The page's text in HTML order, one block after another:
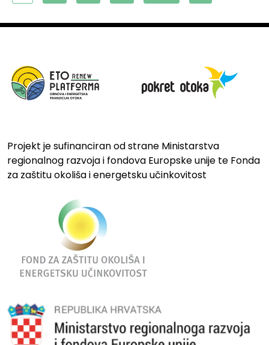
Projekt je sufinanciran od strane Ministarstva
regionalnog razvoja i fondova Europske unije te Fonda
za zaštitu okoliša i energetsku učinkovitost